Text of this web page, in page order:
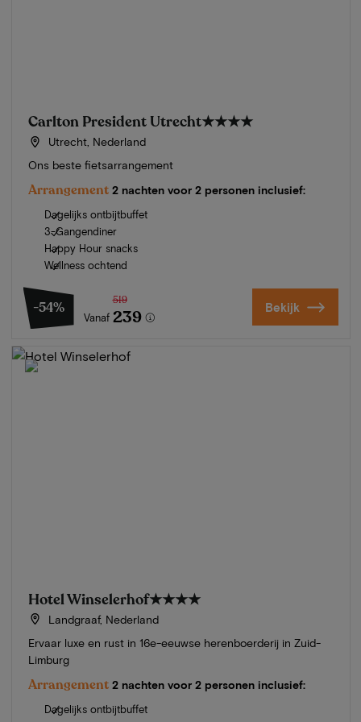
Carlton President Utrecht★★★★
Utrecht, Nederland
Ons beste fietsarrangement
Arrangement 2 nachten voor 2 personen inclusief:
Dagelijks ontbijtbuffet
3-Gangendiner
Happy Hour snacks
Wellness ochtend
-54%
Vanaf
519
239 Bekijk
Hotel Winselerhof★★★★
Landgraaf, Nederland
Ervaar luxe en rust in 16e-eeuwse herenboerderij in Zuid-
Limburg
Arrangement 2 nachten voor 2 personen inclusief:
Dagelijks ontbijtbuffet